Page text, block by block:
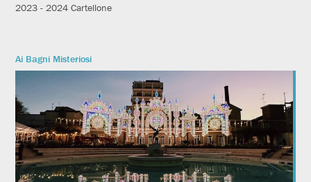
2023 - 2024 Cartellone
Ai Bagni Misteriosi